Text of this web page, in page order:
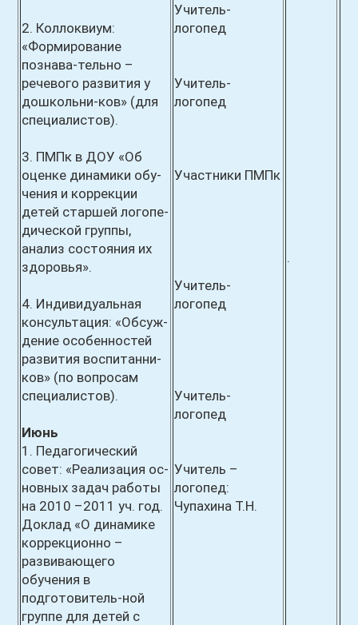
2. Коллоквиум:
«Формирование
познава-тельно –
речевого развития у
дошкольни-ков» (для
специалистов).
3. ПМПк в ДОУ «Об
оценке динамики обу-
чения и коррекции
детей старшей логопе-
дической группы,
анализ состояния их
здоровья».
4. Индивидуальная
консультация: «Обсуж-
дение особенностей
развития воспитанни-
ков» (по вопросам
специалистов).
Июнь
1. Педагогический
совет: «Реализация ос-
новных задач работы
на 2010 –2011 уч. год.
Доклад «О динамике
коррекционно –
развивающего
обучения в
подготовитель-ной
группе для детей с
Учитель-
логопед
Учитель-
логопед
Участники ПМПк
Учитель-
логопед
Учитель-
логопед
Учитель –
логопед:
Чупахина Т.Н.
.